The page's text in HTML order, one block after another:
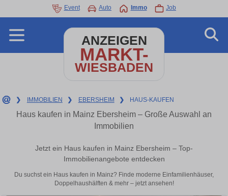
Event Auto Immo Job
ANZEIGEN
MARKT-
WIESBADEN
❯ IMMOBILIEN ❯ EBERSHEIM ❯ HAUS-KAUFEN
Haus kaufen in Mainz Ebersheim – Große Auswahl an
Immobilien
Jetzt ein Haus kaufen in Mainz Ebersheim – Top-
Immobilienangebote entdecken
Du suchst ein Haus kaufen in Mainz? Finde moderne Einfamilienhäuser,
Doppelhaushälften & mehr – jetzt ansehen!